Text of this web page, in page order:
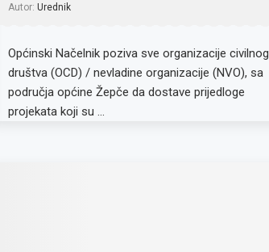
Autor: Urednik
Općinski Načelnik poziva sve organizacije civilnog
društva (OCD) / nevladine organizacije (NVO), sa
područja općine Žepče da dostave prijedloge
projekata koji su …